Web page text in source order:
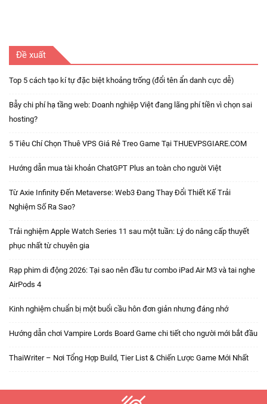
Đề xuất
Top 5 cách tạo kí tự đặc biệt khoảng trống (đổi tên ẩn danh cực dễ)
Bẫy chi phí hạ tầng web: Doanh nghiệp Việt đang lãng phí tiền vì chọn sai
hosting?
5 Tiêu Chí Chọn Thuê VPS Giá Rẻ Treo Game Tại THUEVPSGIARE.COM
Hướng dẫn mua tài khoản ChatGPT Plus an toàn cho người Việt
Từ Axie Infinity Đến Metaverse: Web3 Đang Thay Đổi Thiết Kế Trải
Nghiệm Số Ra Sao?
Trải nghiệm Apple Watch Series 11 sau một tuần: Lý do nâng cấp thuyết
phục nhất từ chuyên gia
Rạp phim di động 2026: Tại sao nên đầu tư combo iPad Air M3 và tai nghe
AirPods 4
Kinh nghiệm chuẩn bị một buổi cầu hôn đơn giản nhưng đáng nhớ
Hướng dẫn chơi Vampire Lords Board Game chi tiết cho người mới bắt đầu
ThaiWriter – Nơi Tổng Hợp Build, Tier List & Chiến Lược Game Mới Nhất